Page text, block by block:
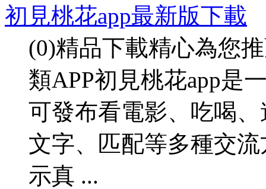
初見桃花app最新版下載
(0)精品下載精心為您
類APP初見桃花app是
可發布看電影、吃喝
文字、匹配等多種交
示真 ...